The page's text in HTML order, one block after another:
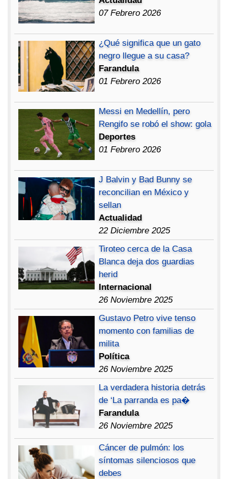
07 Febrero 2026
¿Qué significa que un gato
negro llegue a su casa?
Farandula
01 Febrero 2026
Messi en Medellín, pero
Rengifo se robó el show: gola
Deportes
01 Febrero 2026
J Balvin y Bad Bunny se
reconcilian en México y
sellan
Actualidad
22 Diciembre 2025
Tiroteo cerca de la Casa
Blanca deja dos guardias
herid
Internacional
26 Noviembre 2025
Gustavo Petro vive tenso
momento con familias de
milita
Política
26 Noviembre 2025
La verdadera historia detrás
de ‘La parranda es pa�
Farandula
26 Noviembre 2025
Cáncer de pulmón: los
síntomas silenciosos que
debes